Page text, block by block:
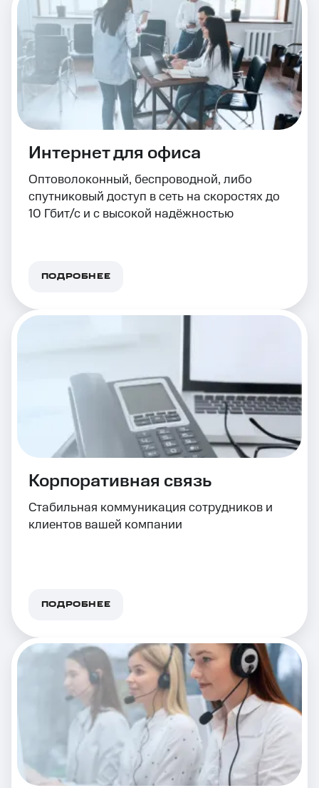
Интернет для офиса
Оптоволоконный, беспроводной, либо
спутниковый доступ в сеть на скоростях до
10 Гбит/с и с высокой надёжностью
ПОДРОБНЕЕ
Корпоративная связь
Стабильная коммуникация сотрудников и
клиентов вашей компании
ПОДРОБНЕЕ